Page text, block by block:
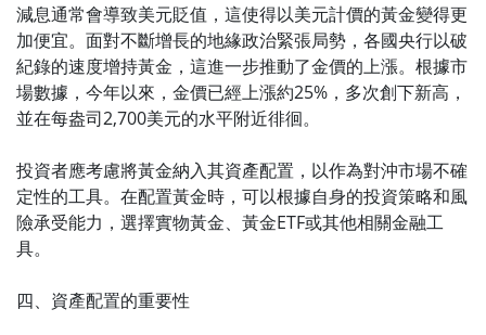
減息通常會導致美元貶值，這使得以美元計價的黃金變得更
加便宜。面對不斷增長的地緣政治緊張局勢，各國央行以破
紀錄的速度增持黃金，這進一步推動了金價的上漲。根據市
場數據，今年以來，金價已經上漲約25%，多次創下新高，
並在每盎司2,700美元的水平附近徘徊。
投資者應考慮將黃金納入其資產配置，以作為對沖市場不確
定性的工具。在配置黃金時，可以根據自身的投資策略和風
險承受能力，選擇實物黃金、黃金ETF或其他相關金融工
具。
四、資產配置的重要性